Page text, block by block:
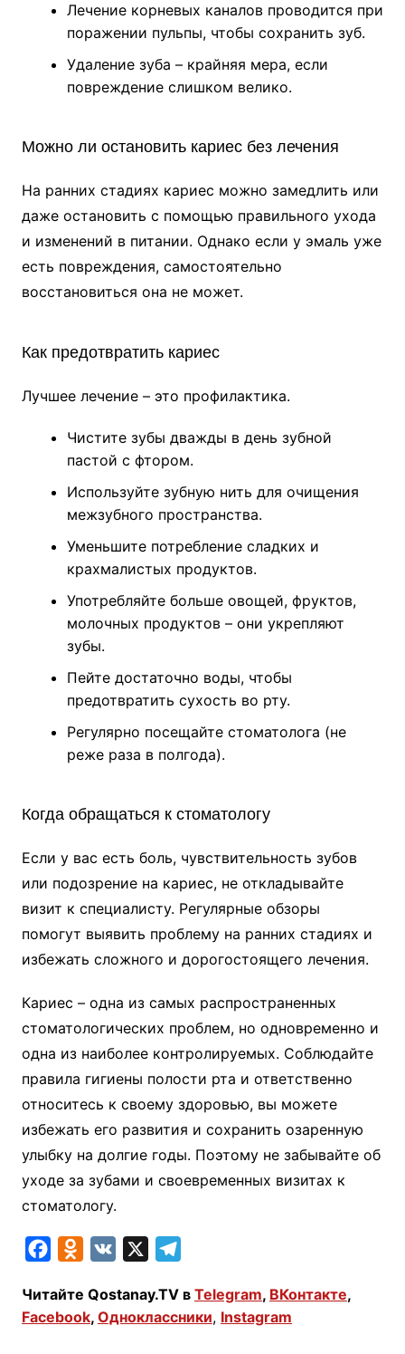
Лечение корневых каналов проводится при
поражении пульпы, чтобы сохранить зуб.
Удаление зуба – крайняя мера, если
повреждение слишком велико.
Можно ли остановить кариес без лечения
На ранних стадиях кариес можно замедлить или
даже остановить с помощью правильного ухода
и изменений в питании. Однако если у эмаль уже
есть повреждения, самостоятельно
восстановиться она не может.
Как предотвратить кариес
Лучшее лечение – это профилактика.
Чистите зубы дважды в день зубной
пастой с фтором.
Используйте зубную нить для очищения
межзубного пространства.
Уменьшите потребление сладких и
крахмалистых продуктов.
Употребляйте больше овощей, фруктов,
молочных продуктов – они укрепляют
зубы.
Пейте достаточно воды, чтобы
предотвратить сухость во рту.
Регулярно посещайте стоматолога (не
реже раза в полгода).
Когда обращаться к стоматологу
Если у вас есть боль, чувствительность зубов
или подозрение на кариес, не откладывайте
визит к специалисту. Регулярные обзоры
помогут выявить проблему на ранних стадиях и
избежать сложного и дорогостоящего лечения.
Кариес – одна из самых распространенных
стоматологических проблем, но одновременно и
одна из наиболее контролируемых. Соблюдайте
правила гигиены полости рта и ответственно
относитесь к своему здоровью, вы можете
избежать его развития и сохранить озаренную
улыбку на долгие годы. Поэтому не забывайте об
уходе за зубами и своевременных визитах к
стоматологу.
c
e
n
o
l
e
Читайте Qostanay.TV в Telegram, ВКонтакте,
Facebook, Одноклассники, Instagram